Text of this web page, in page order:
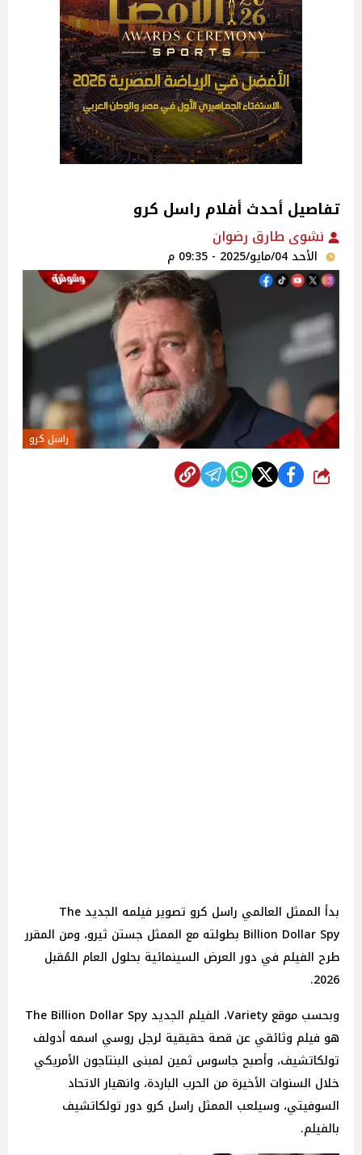
تفاصيل أحدث أفلام راسل كرو
نشوى طارق رضوان
الأحد 04/مايو/2025 - 09:35 م
راسل كرو
شارك
بدأ الممثل العالمي راسل كرو تصوير فيلمه الجديد The
Billion Dollar Spy بطولته مع الممثل جستن ثيرو، ومن المقرر
طرح الفيلم في دور العرض السينمائية بحلول العام المُقبل
2026.
وبحسب موقع Variety، الفيلم الجديد The Billion Dollar Spy
هو فيلم وثائقي عن قصة حقيقية لرجل روسي اسمه أدولف
تولكاتشيف، وأصبح جاسوس ثمين لمبنى البنتاجون الأمريكي
خلال السنوات الأخيرة من الحرب الباردة، وانهيار الاتحاد
السوفيتي، وسيلعب الممثل راسل كرو دور تولكاتشيف
بالفيلم.